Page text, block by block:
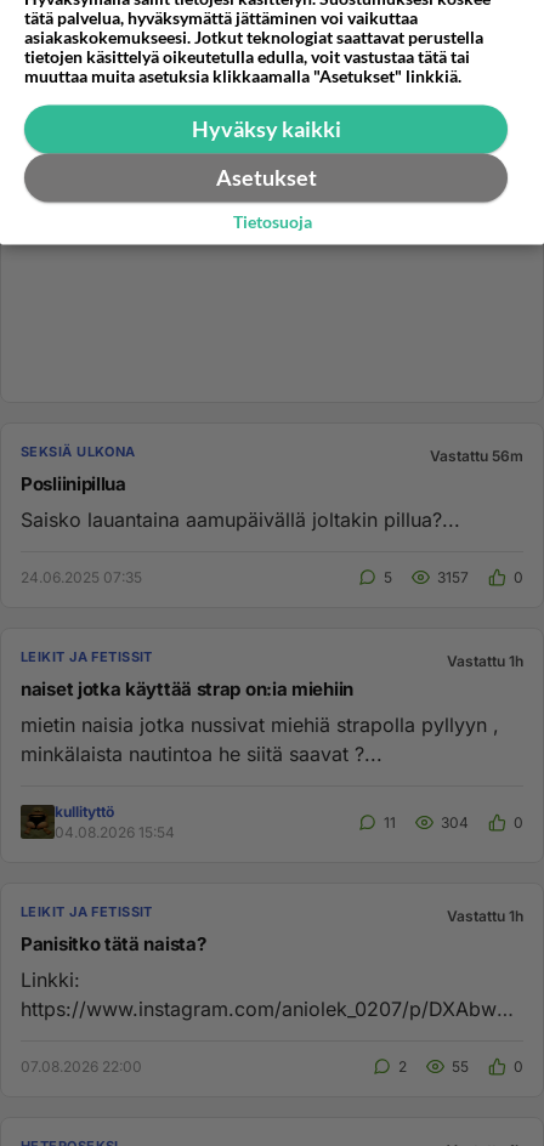
SEKSIÄ ULKONA Vastattu 56m
Posliinipillua
Saisko lauantaina aamupäivällä joltakin pillua?...
24.06.2025 07:35 5 3157 0
LEIKIT JA FETISSIT Vastattu 1h
naiset jotka käyttää strap on:ia miehiin
mietin naisia jotka nussivat miehiä strapolla pyllyyn ,
minkälaista nautintoa he siitä saavat ?...
kullityttö
04.08.2026 15:54
11 304 0
LEIKIT JA FETISSIT Vastattu 1h
Panisitko tätä naista?
Linkki:
https://www.instagram.com/aniolek_0207/p/DXAbwaA
07.08.2026 22:00 2 55 0
tätä palvelua, hyväksymättä jättäminen voi vaikuttaa
asiakaskokemukseesi. Jotkut teknologiat saattavat perustella
tietojen käsittelyä oikeutetulla edulla, voit vastustaa tätä tai
muuttaa muita asetuksia klikkaamalla "Asetukset" linkkiä.
Hyväksy kaikki
Asetukset
Tietosuoja